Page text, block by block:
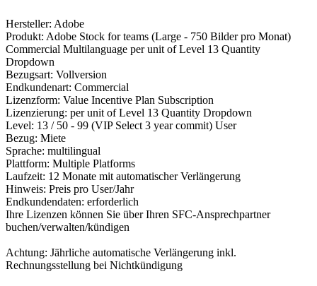
Hersteller: Adobe
Produkt: Adobe Stock for teams (Large - 750 Bilder pro Monat)
Commercial Multilanguage per unit of Level 13 Quantity
Dropdown
Bezugsart: Vollversion
Endkundenart: Commercial
Lizenzform: Value Incentive Plan Subscription
Lizenzierung: per unit of Level 13 Quantity Dropdown
Level: 13 / 50 - 99 (VIP Select 3 year commit) User
Bezug: Miete
Sprache: multilingual
Plattform: Multiple Platforms
Laufzeit: 12 Monate mit automatischer Verlängerung
Hinweis: Preis pro User/Jahr
Endkundendaten: erforderlich
Ihre Lizenzen können Sie über Ihren SFC-Ansprechpartner
buchen/verwalten/kündigen
Achtung: Jährliche automatische Verlängerung inkl.
Rechnungsstellung bei Nichtkündigung